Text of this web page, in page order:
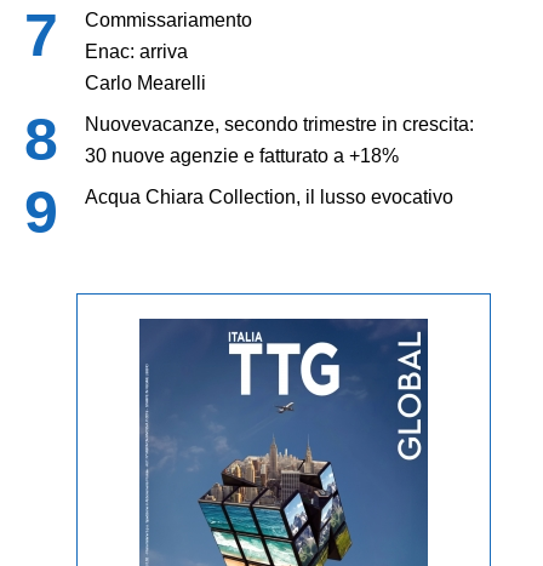
Commissariamento
Enac: arriva
Carlo Mearelli
Nuovevacanze, secondo trimestre in crescita:
30 nuove agenzie e fatturato a +18%
Acqua Chiara Collection, il lusso evocativo